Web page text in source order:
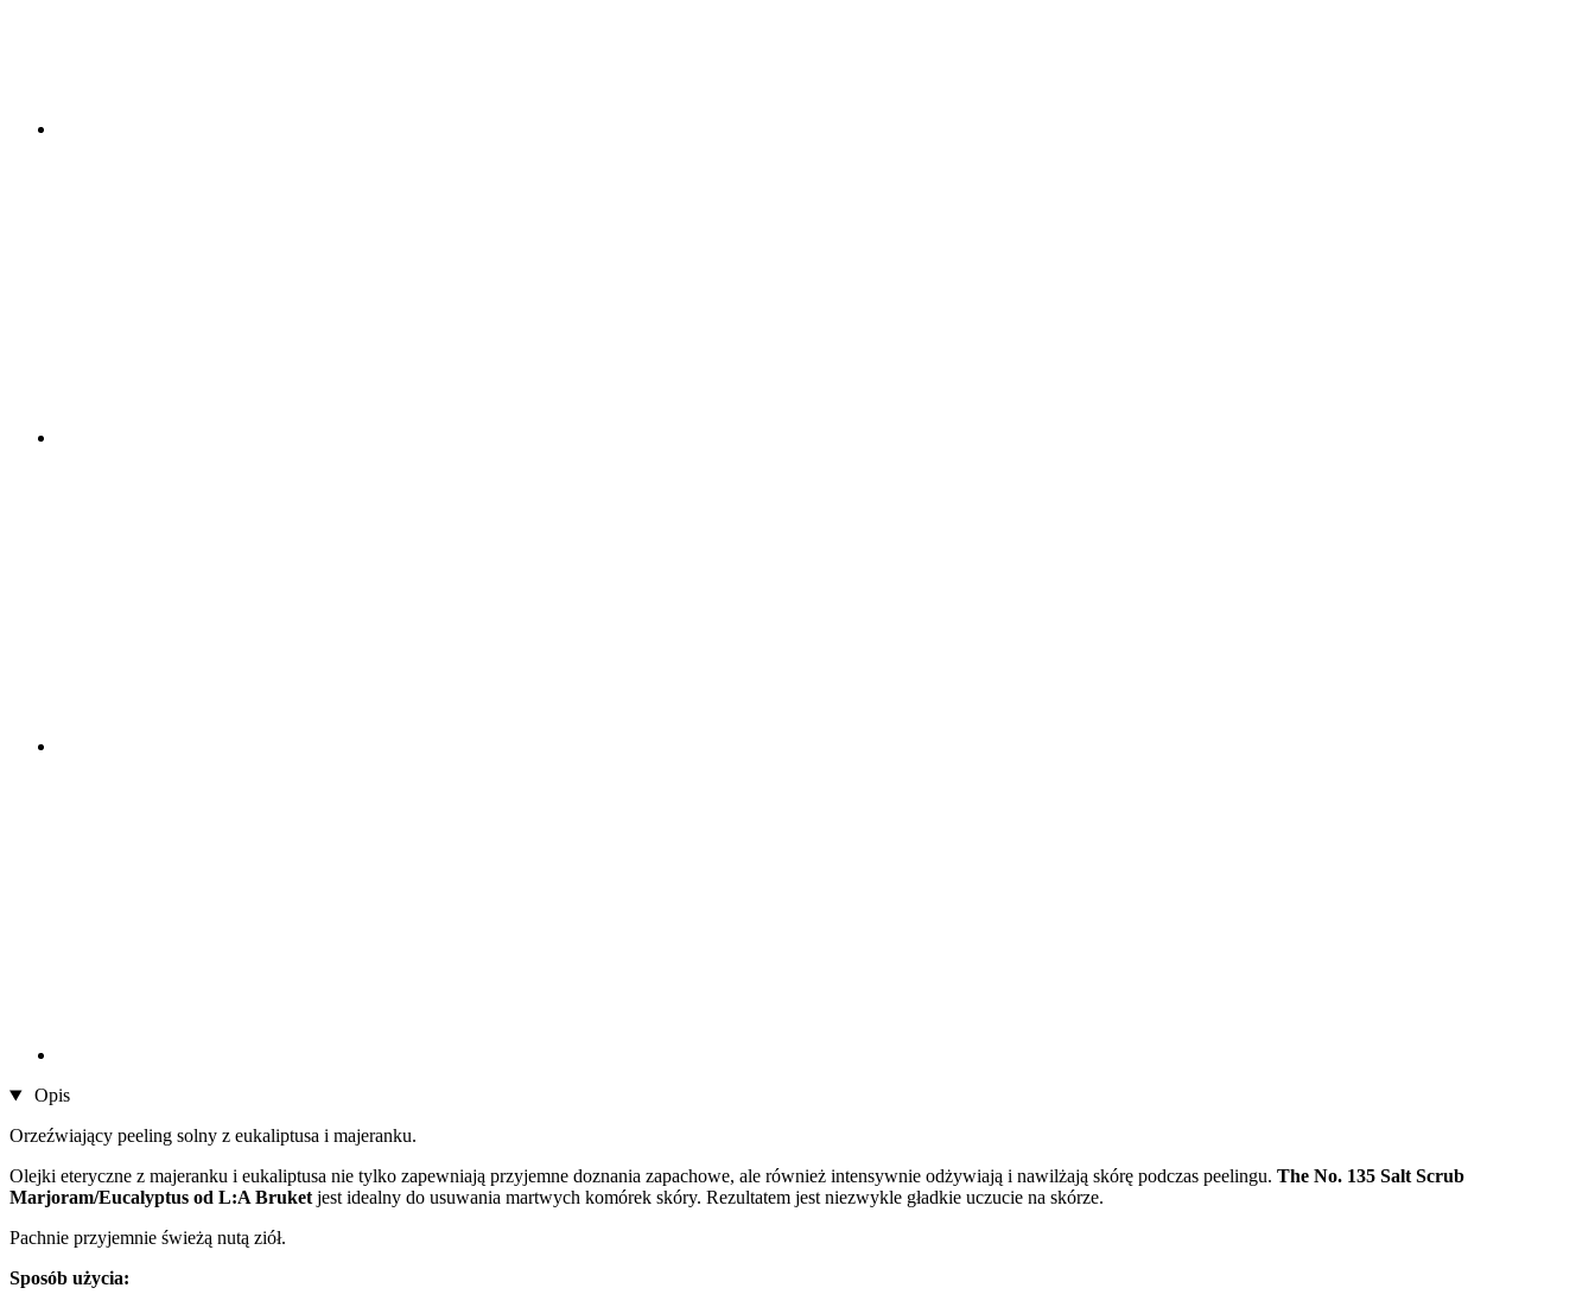
Opis
Orzeźwiający peeling solny z eukaliptusa i majeranku.
Olejki eteryczne z majeranku i eukaliptusa nie tylko zapewniają przyjemne doznania zapachowe, ale również intensywnie odżywiają i nawilżają skórę podczas peelingu. The No. 135 Salt Scrub
Marjoram/Eucalyptus od L:A Bruket jest idealny do usuwania martwych komórek skóry. Rezultatem jest niezwykle gładkie uczucie na skórze.
Pachnie przyjemnie świeżą nutą ziół.
Sposób użycia: